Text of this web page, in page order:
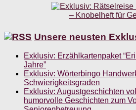
Unsere neusten
Exklusiv: Erzählkartenpaket
Jahre”
Exklusiv: Wörterbingo
Schwierigkeitsgraden
Exklusiv: Augustgeschichten
humorvolle Geschichten zum